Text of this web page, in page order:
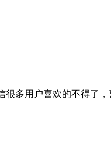
很多用户喜欢的不得了